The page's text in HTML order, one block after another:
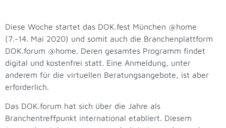
Diese Woche startet das DOK.fest München @home
(7.-14. Mai 2020) und somit auch die Branchenplattform
DOK.forum @home. Deren gesamtes Programm findet
digital und kostenfrei statt. Eine Anmeldung, unter
anderem für die virtuellen Beratungsangebote, ist aber
erforderlich.
Das DOK.forum hat sich über die Jahre als
Branchentreffpunkt international etabliert. Diesem